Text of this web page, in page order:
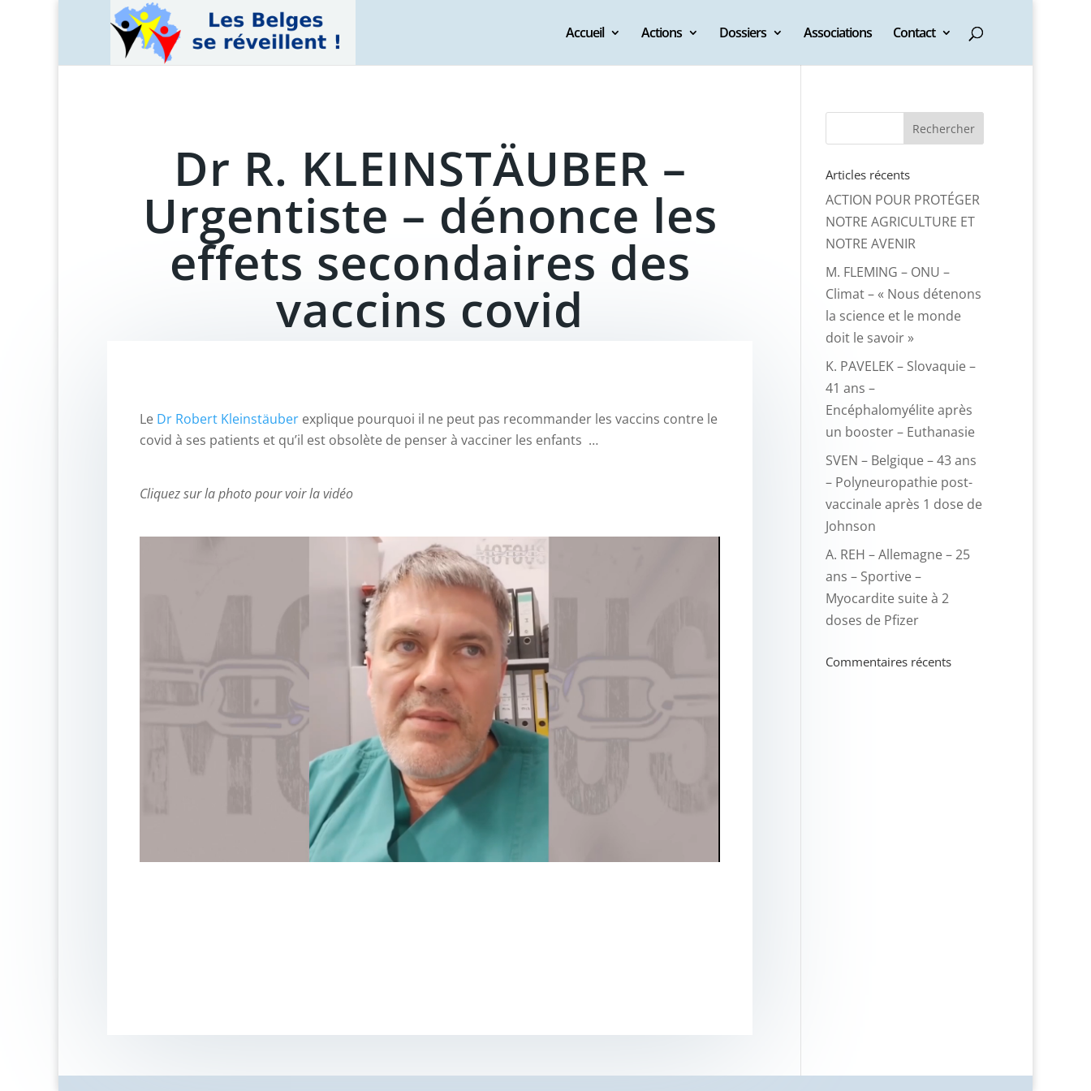
Accueil Actions Dossiers Associations Contact
Dr R. KLEINSTÄUBER –
Urgentiste – dénonce les
effets secondaires des
vaccins covid
Le Dr Robert Kleinstäuber explique pourquoi il ne peut pas recommander les vaccins contre le
covid à ses patients et qu’il est obsolète de penser à vacciner les enfants …
Cliquez sur la photo pour voir la vidéo
Articles récents
ACTION POUR PROTÉGER
NOTRE AGRICULTURE ET
NOTRE AVENIR
M. FLEMING – ONU –
Climat – « Nous détenons
la science et le monde
doit le savoir »
K. PAVELEK – Slovaquie –
41 ans –
Encéphalomyélite après
un booster – Euthanasie
SVEN – Belgique – 43 ans
– Polyneuropathie post-
vaccinale après 1 dose de
Johnson
A. REH – Allemagne – 25
ans – Sportive –
Myocardite suite à 2
doses de Pfizer
Commentaires récents